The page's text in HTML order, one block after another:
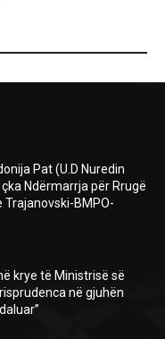
Pat (U.D Nuredin
çka Ndërmarrja për Rrugë
Trajanovski-ВМРО-
krye të Ministrisë së
në gjuhën